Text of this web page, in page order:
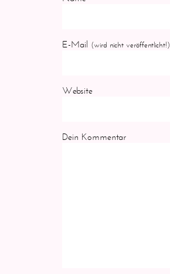
E-Mail (wird nicht veröffentlicht!)
Website
Dein Kommentar